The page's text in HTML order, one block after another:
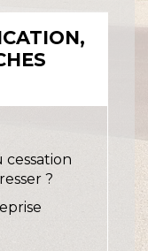
cessation
?